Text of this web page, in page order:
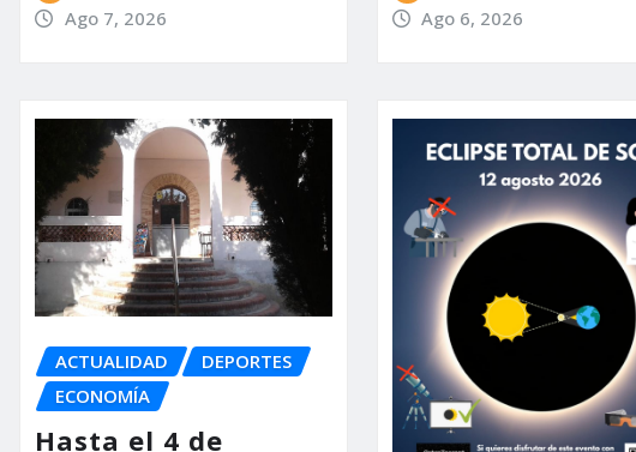
Ago 7, 2026
Ago 6, 2026
ACTUALIDAD
DEPORTES
ECONOMÍA
Hasta el 4 de